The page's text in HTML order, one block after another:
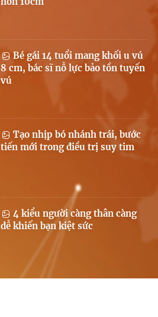
Bé gái 14 tuổi mang khối u vú
8 cm, bác sĩ nỗ lực bảo tồn tuyến
vú
Tạo nhịp bó nhánh trái, bước
tiến mới trong điều trị suy tim
4 kiểu người càng thân càng
dễ khiến bạn kiệt sức